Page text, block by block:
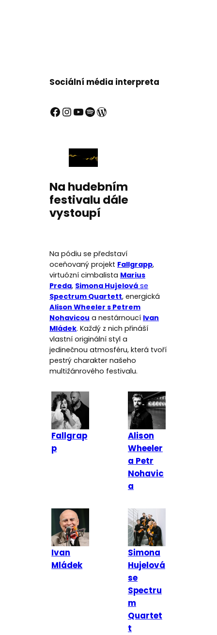
Sociální média interpreta
Facebook InstagramYouTube Spotify WordPress
Na hudebním
festivalu dále
vystoupí
Na pódiu se představí
oceňovaný projekt Fallgrapp,
virtuózní cimbalista Marius
Preda, Simona Hujelová se
Spectrum Quartett, energická
Alison Wheeler s Petrem
Nohavicou a nestárnoucí Ivan
Mládek. Každý z nich přináší
vlastní originální styl a
jedinečnou atmosféru, která tvoří
pestrý charakter našeho
multižánrového festivalu.
Fallgrap
p
Alison
Wheeler
a Petr
Nohavic
a
Ivan
Mládek
Simona
Hujelová
se
Spectru
m
Quartet
t